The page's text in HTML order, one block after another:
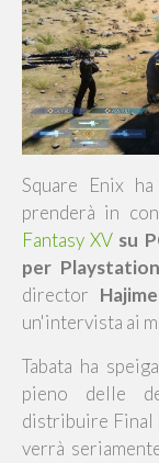
Square Enix
prenderà in
Fantasy XV su
per
director
un'intervista ai
Tabata ha
pieno delle
distribuire Final
verrà